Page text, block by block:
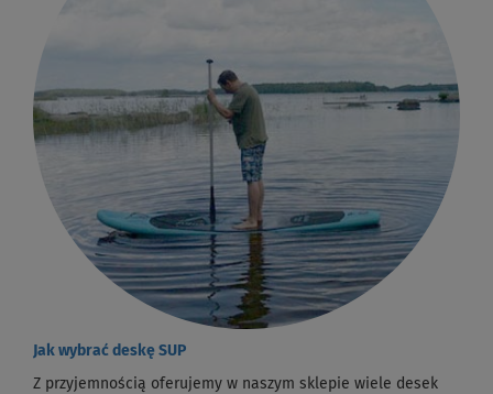
Jak wybrać deskę SUP
Z przyjemnością oferujemy w naszym sklepie wiele desek